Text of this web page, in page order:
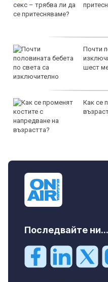
Почти
шест
Как се
Последвайте ни...